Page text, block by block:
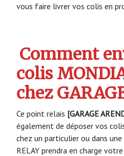
vous faire livrer vos colis en
Comment
colis
chez
Ce point relais [GARAGE
également de déposer vos
chez un particulier ou dans
RELAY prendra en charge